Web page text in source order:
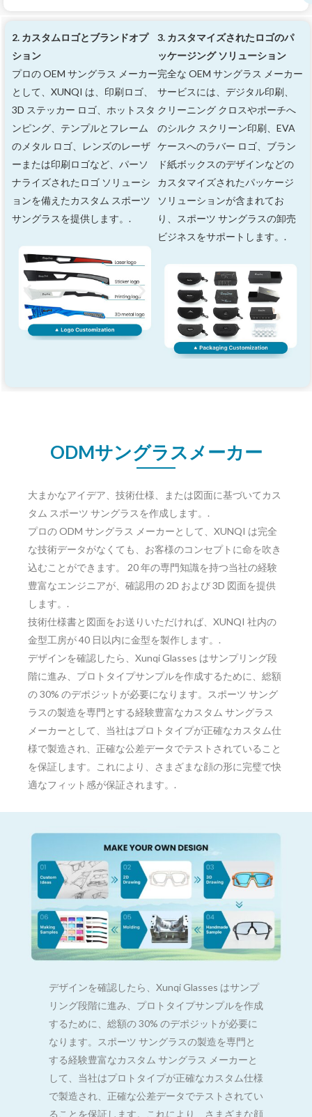
2. カスタムロゴとブランドオプ
ション
プロの OEM サングラス メーカー
として、XUNQI は、印刷ロゴ、
3D ステッカー ロゴ、ホットスタ
ンピング、テンプルとフレーム
のメタル ロゴ、レンズのレーザ
ーまたは印刷ロゴなど、パーソ
ナライズされたロゴ ソリューシ
ョンを備えたカスタム スポーツ
サングラスを提供します。.
3. カスタマイズされたロゴのパ
ッケージング ソリューション
完全な OEM サングラス メーカー
サービスには、デジタル印刷、
クリーニング クロスやポーチへ
のシルク スクリーン印刷、EVA
ケースへのラバー ロゴ、ブラン
ド紙ボックスのデザインなどの
カスタマイズされたパッケージ
ソリューションが含まれてお
り、スポーツ サングラスの卸売
ビジネスをサポートします。.
ODMサングラスメーカー
大まかなアイデア、技術仕様、または図面に基づいてカス
タム スポーツ サングラスを作成します。.
プロの ODM サングラス メーカーとして、XUNQI は完全
な技術データがなくても、お客様のコンセプトに命を吹き
込むことができます。 20 年の専門知識を持つ当社の経験
豊富なエンジニアが、確認用の 2D および 3D 図面を提供
します。.
技術仕様書と図面をお送りいただければ、XUNQI 社内の
金型工房が 40 日以内に金型を製作します。.
デザインを確認したら、Xunqi Glasses はサンプリング段
階に進み、プロトタイプサンプルを作成するために、総額
の 30% のデポジットが必要になります。スポーツ サング
ラスの製造を専門とする経験豊富なカスタム サングラス
メーカーとして、当社はプロトタイプが正確なカスタム仕
様で製造され、正確な公差データでテストされていること
を保証します。これにより、さまざまな顔の形に完璧で快
適なフィット感が保証されます。.
デザインを確認したら、Xunqi Glasses はサンプ
リング段階に進み、プロトタイプサンプルを作成
するために、総額の 30% のデポジットが必要に
なります。スポーツ サングラスの製造を専門と
する経験豊富なカスタム サングラス メーカーと
して、当社はプロトタイプが正確なカスタム仕様
で製造され、正確な公差データでテストされてい
ることを保証します。これにより、さまざまな顔